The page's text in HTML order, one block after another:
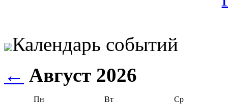
Календарь событий
← Август 2026
Пн Вт
Ср